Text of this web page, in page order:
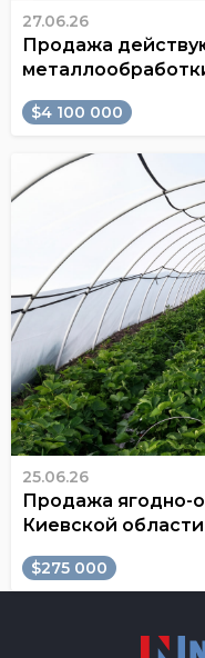
27.06.26
Продажа
$4 100 000
25.06.26
Продажа ягодно-
Киевской области
$275 000